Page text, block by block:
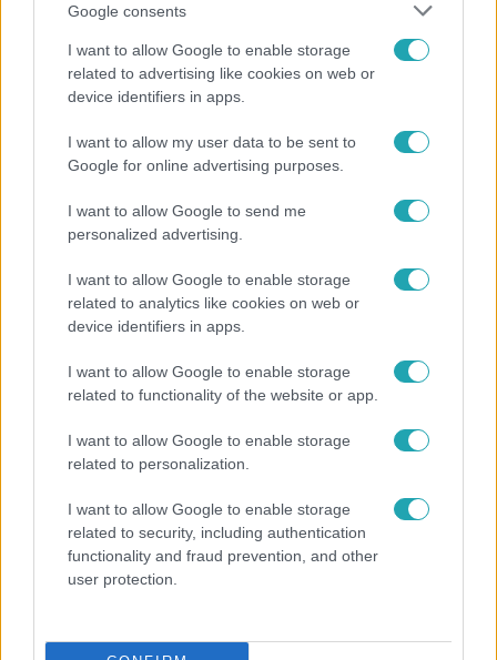
Google consents
I want to allow Google to enable storage
related to advertising like cookies on web or
device identifiers in apps.
I want to allow my user data to be sent to
Google for online advertising purposes.
I want to allow Google to send me
personalized advertising.
I want to allow Google to enable storage
related to analytics like cookies on web or
device identifiers in apps.
I want to allow Google to enable storage
related to functionality of the website or app.
I want to allow Google to enable storage
related to personalization.
I want to allow Google to enable storage
related to security, including authentication
functionality and fraud prevention, and other
user protection.
munkáját.
Külföld
Kirill pátriárka szerint a mennybe jut minden orosz,
aki elesik Putyin háborújában
A szolgálat elmossa a bűneiket.